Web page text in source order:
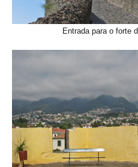
Entrada para o forte